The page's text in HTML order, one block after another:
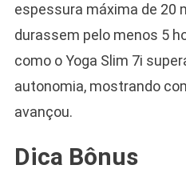
espessura máxima de 20
durassem pelo menos 5
como o Yoga Slim 7i
autonomia, mostrando
avançou.
Dica Bônus